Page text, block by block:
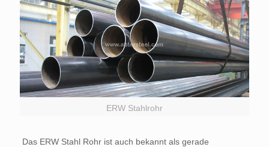
ERW Stahlrohr
Das ERW Stahl Rohr ist auch bekannt als gerade